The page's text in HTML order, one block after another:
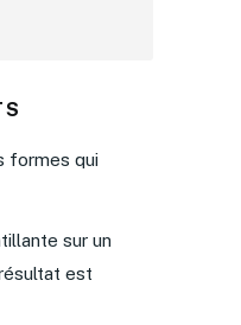
formes qui
sur un
est